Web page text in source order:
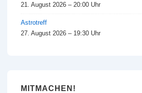
21. August 2026 – 20:00 Uhr
Astrotreff
27. August 2026 – 19:30 Uhr
MITMACHEN!